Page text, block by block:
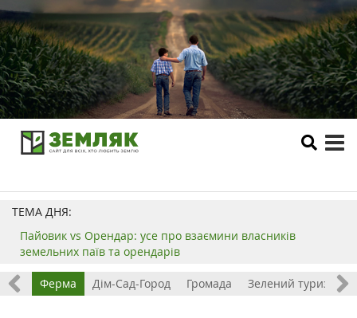
ТЕМА ДНЯ:
Пайовик vs Орендар: усе про взаємини власників
земельних паїв та орендарів
Ферма Дім-Сад-Город Громада Зелений туризм